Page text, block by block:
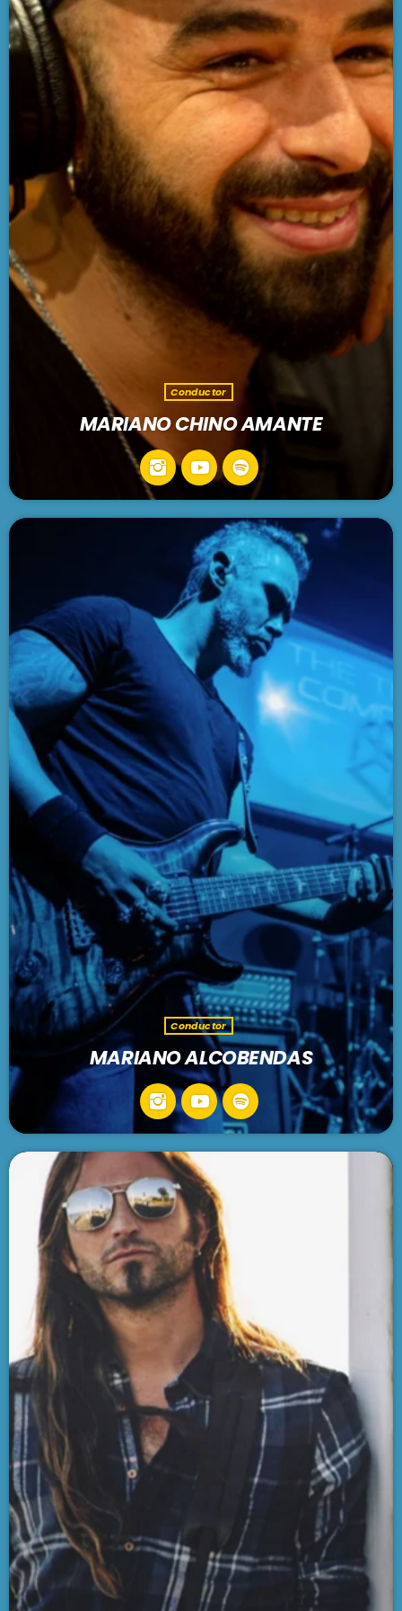
BARCELONA
MALLORCA
PODCASTS
TIENDA
EN VIVO AHORA!
Chill Out
MÁLAGA COOL NIGHTS
11:00 pm - 12:00 am
ARGENTINA LATINA
12:00 am - 1:00 am
AIDONSPIKINGLISH!
1:00 am - 3:00 am
MIX TAPE
3:00 am - 5:00 am
Conductor
MARIANO CHINO AMANTE
Conductor
MARIANO ALCOBENDAS